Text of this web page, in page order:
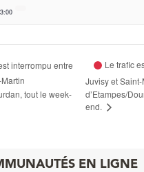
interrompu entre
tout le week-
Le trafic
Juvisy et Saint-
d’Etampes/
end.
EN LIGNE